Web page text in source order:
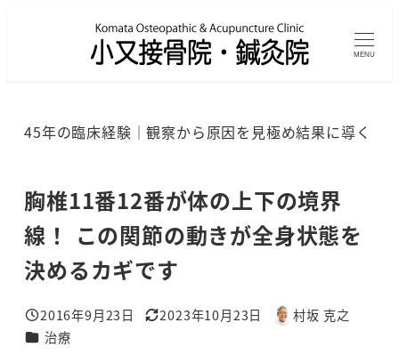
MENU
45年の臨床経験｜観察から原因を見極め結果に導く
胸椎11番12番が体の上下の境界
線！ この関節の動きが全身状態を
決めるカギです
投稿日
2016年9月23日
更新日
2023年10月23日
著
村坂 克之
カテゴリー
治療